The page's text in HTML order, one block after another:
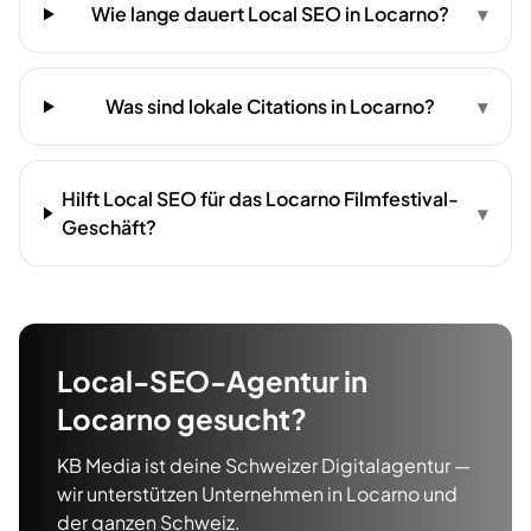
Wie lange dauert Local SEO in Locarno? ▾
Was sind lokale Citations in Locarno? ▾
Hilft Local SEO für das Locarno Filmfestival-
Geschäft?
▾
Local-SEO-Agenturin
Locarno gesucht?
KB Media ist deine Schweizer Digitalagentur —
wir unterstützen Unternehmen in Locarnound
der ganzen Schweiz.